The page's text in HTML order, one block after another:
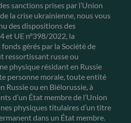
sanctions prises par l’Union
la crise ukrainienne, nous vous
des dispositions des
et UE n°398/2022, la
gérés par la Société de
ressortissant russe ou
physique résidant en Russie
personne morale, toute entité
Russie ou en Biélorussie, à
d’un État membre de l’Union
physiques titulaires d’un titre
dans un État membre.